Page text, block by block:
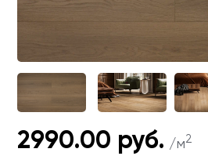
лицам
Ваши данные не будут
лицам
Ваши данные не будут
лицам
2990.00 руб. /м2